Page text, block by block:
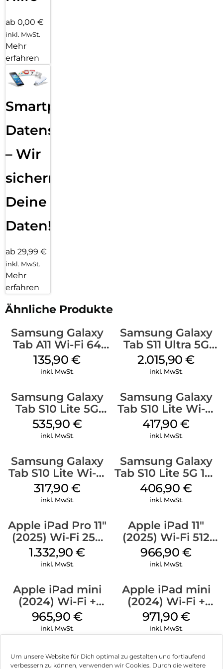
Um unsere Website für Dich optimal zu gestalten und fortlaufend
verbessern zu können, verwenden wir Cookies. Durch die weitere
ab 0,00 €
inkl. MwSt.
Mehr
erfahren
Smartphone
Datensicherung
– Wir
sichern
Deine
Daten!
ab 29,99 €
inkl. MwSt.
Mehr
erfahren
Ähnliche Produkte
Samsung Galaxy
Tab A11 Wi-Fi 64
GB Silver
135,90€
inkl. MwSt.
Samsung Galaxy
Tab S11 Ultra 5G
512 GB Gray
2.015,90€
inkl. MwSt.
Samsung Galaxy
Tab S10 Lite 5G
256 GB Gray
535,90 €
inkl. MwSt.
Samsung Galaxy
Tab S10 Lite Wi-Fi
256 GB Silver
417,90€
inkl. MwSt.
Samsung Galaxy
Tab S10 Lite Wi-Fi
128 GB Gray
317,90 €
inkl. MwSt.
Samsung Galaxy
Tab S10 Lite 5G 128
GB Silver
406,90€
inkl. MwSt.
Apple iPad Pro 11″
(2025) Wi-Fi 256
GB Standardglas
Silber
1.332,90€
inkl. MwSt.
Apple iPad 11″
(2025) Wi-Fi 512
GB Gelb
966,90€
inkl. MwSt.
Apple iPad mini
(2024) Wi-Fi +
Cellular 256 GB
Space Grau
965,90 €
inkl. MwSt.
Apple iPad mini
(2024) Wi-Fi +
Cellular 128 GB
Space Grau
971,90 €
inkl. MwSt.